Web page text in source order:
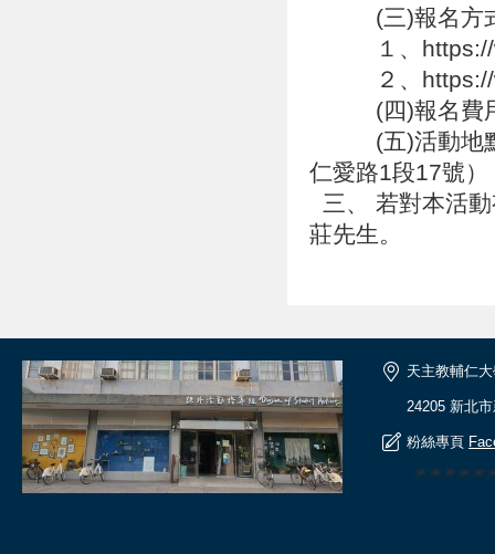
(三)報名方式
１、https://
２、https://
(四)報名費
(五)活動地點
仁愛路1段17號）
三、 若對本活
莊先生。
天主教輔仁
24205 新北
粉絲專頁